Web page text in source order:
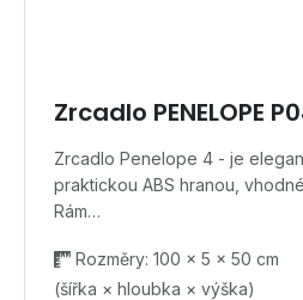
Zrcadlo PENELOPE
Zrcadlo Penelope 4 - je
praktickou ABS hranou,
Rám…
Rozměry: 100 × 5 × 50 cm
(šířka × hloubka × výška)